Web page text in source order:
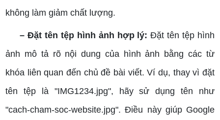
không làm giảm chất lượng.
– Đặt tên tệp hình ảnh hợp lý:Đặt tên tệp hình
ảnh mô tả rõ nội dung của hình ảnh bằng các từ
khóa liên quan đến chủ đề bài viết. Ví dụ, thay vì đặt
tên tệp là "IMG1234.jpg", hãy sử dụng tên như
"cach-cham-soc-website.jpg". Điều này giúp Google